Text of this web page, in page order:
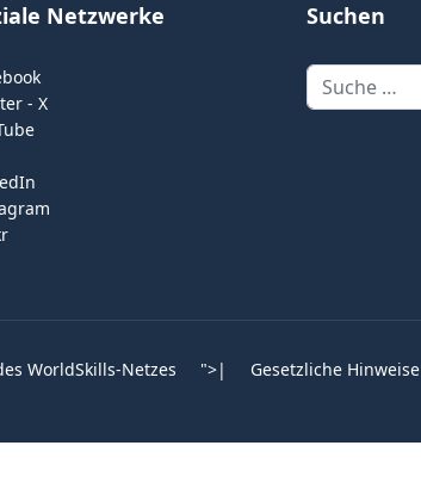
Netzwerke
- X
Suchen
Suchen
WorldSkills-Netzes ">| Gesetzliche Hinweise